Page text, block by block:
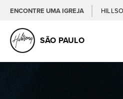
ENCONTRE UMA IGREJA
SÃO PAULO